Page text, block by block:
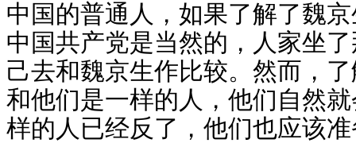
中国的普通人，如果了解了魏
中国共产党是当然的，人家坐
己去和魏京生作比较。然而，
和他们是一样的人，他们自然
样的人已经反了，他们也应该